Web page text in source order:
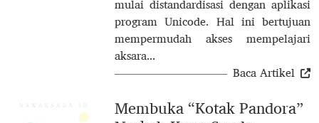
mulai distandardisasi dengan aplikasi
program Unicode. Hal ini bertujuan
mempermudah akses mempelajari
aksara...
Baca Artikel
Membuka “Kotak Pandora”